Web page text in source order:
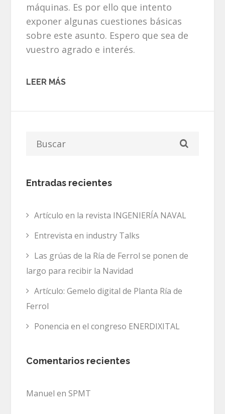
máquinas. Es por ello que intento
exponer algunas cuestiones básicas
sobre este asunto. Espero que sea de
vuestro agrado e interés.
LEER MÁS
Entradas recientes
Artículo en la revista INGENIERÍA NAVAL
Entrevista en industry Talks
Las grúas de la Ría de Ferrol se ponen de
largo para recibir la Navidad
Artículo: Gemelo digital de Planta Ría de
Ferrol
Ponencia en el congreso ENERDIXITAL
Comentarios recientes
Manuel enSPMT